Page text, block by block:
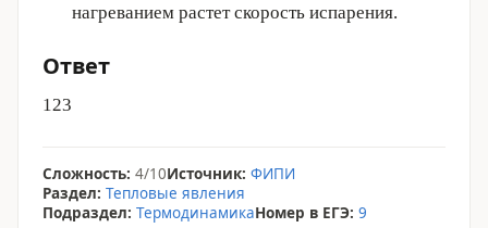
нагреванием растет скорость испарения.
Ответ
123
Сложность: 4/10Источник: ФИПИ
Раздел: Тепловые явления
Подраздел: ТермодинамикаНомер в ЕГЭ: 9